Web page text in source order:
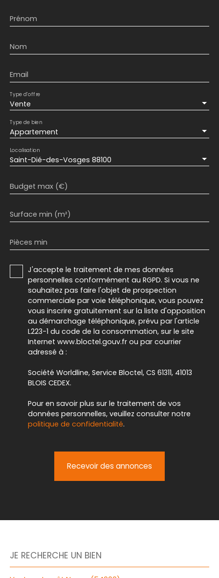
Prénom
Nom
Email
Vente
Type d'offre
Appartement
Type de bien
Saint-Dié-des-Vosges 88100
Localisation
Budget max (€)
Surface min (m²)
Pièces min
J'accepte le traitement de mes données
personnelles conformément au RGPD. Si vous ne
souhaitez pas faire l'objet de prospection
commerciale par voie téléphonique, vous pouvez
vous inscrire gratuitement sur la liste d'opposition
au démarchage téléphonique, prévu par l'article
L223-1 du code de la consommation, sur le site
Internet www.bloctel.gouv.fr ou par courrier
adressé à :
Société Worldline, Service Bloctel, CS 61311, 41013
BLOIS CEDEX.
Pour en savoir plus sur le traitement de vos
données personnelles, veuillez consulter notre
politique de confidentialité.
Recevoir des annonces
JE RECHERCHE UN BIEN